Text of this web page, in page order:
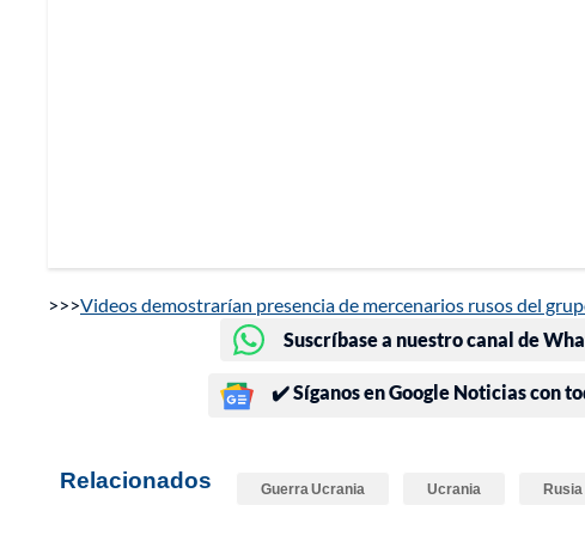
>>>Videos demostrarían presencia de mercenarios rusos del
Suscríbase a nuestro canal de
✔️ Síganos en Google Noticias con
Relacionados Guerra Ucrania Ucrania Rusia